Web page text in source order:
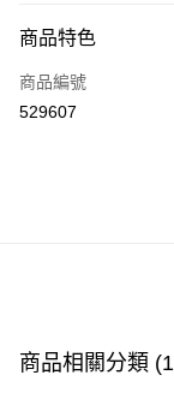
信用卡
Apple Pay
付款後門市自取，
商品特色
商品編號
529607
商品相關分類